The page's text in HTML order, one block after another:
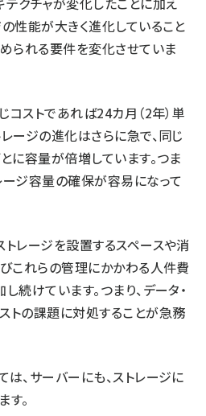
性能が大きく進化していること
められる要件を変化させていま
コストであれば24カ月（2年）単
ージの進化はさらに急で、同じ
に容量が倍増しています。つま
ージ容量の確保が容易になって
トレージを設置するスペースや消
びこれらの管理にかかわる人件費
続けています。つまり、データ・
トの課題に対処することが急務
、サーバーにも、ストレージに
。